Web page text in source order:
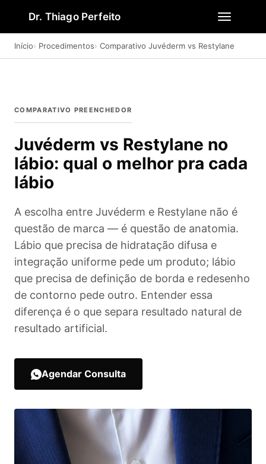
Dr. Thiago Perfeito
Início Procedimentos Comparativo Juvéderm vs Restylane
COMPARATIVO PREENCHEDOR
Juvéderm vs Restylane no
lábio: qual o melhor pra cada
lábio
A escolha entre Juvéderm e Restylane não é
questão de marca — é questão de anatomia.
Lábio que precisa de hidratação difusa e
integração uniforme pede um produto; lábio
que precisa de definição de borda e redesenho
de contorno pede outro. Entender essa
diferença é o que separa resultado natural de
resultado artificial.
Agendar Consulta